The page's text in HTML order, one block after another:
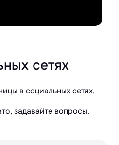
сетях
в социальных сетях,
задавайте вопросы.